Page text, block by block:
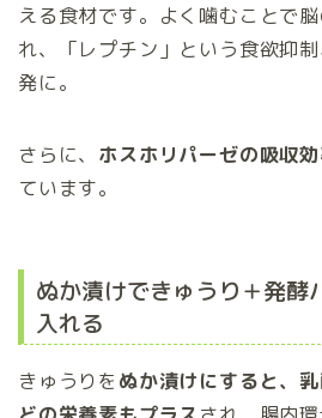
える食材です。よく噛むことで
れ、「レプチン」という食欲抑
発に。
さらに、 ホスホリパーゼの吸収
ています。
ぬか漬けできゅうり＋発酵
入れる
きゅうりを ぬか漬けにすると、